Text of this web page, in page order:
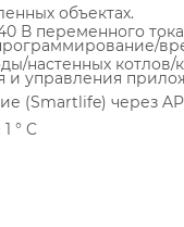
объектах.
управления
(Smartlife) через
В переменного
настенных котлов/
° C